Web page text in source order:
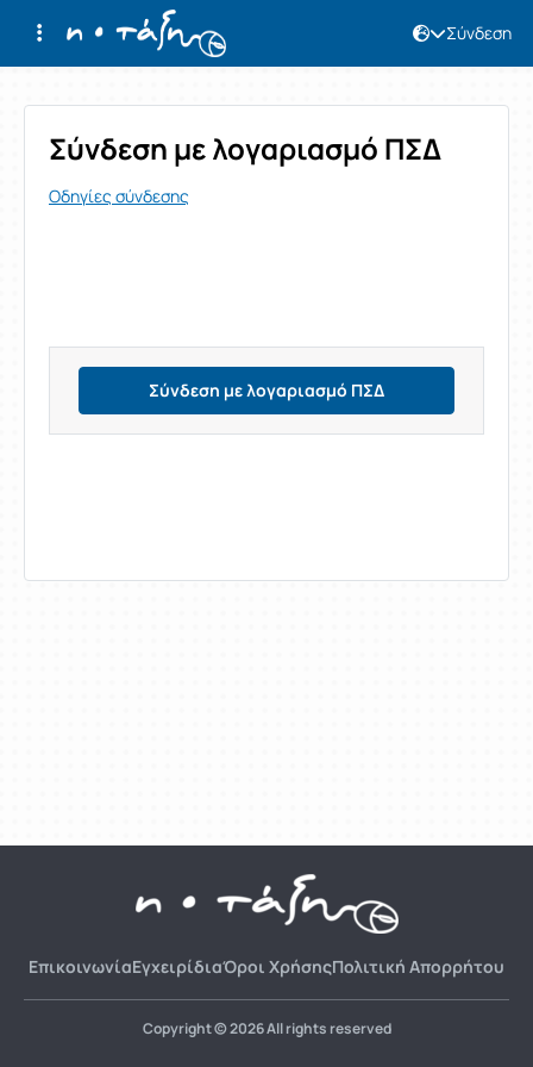
Σύνδεση
Σύνδεση
Σύνδεση με λογαριασμό ΠΣΔ
Οδηγίες σύνδεσης
Σύνδεση με λογαριασμό ΠΣΔ
ΕπικοινωνίαΕγχειρίδιαΌροι ΧρήσηςΠολιτική Απορρήτου
Copyright © 2026 All rights reserved